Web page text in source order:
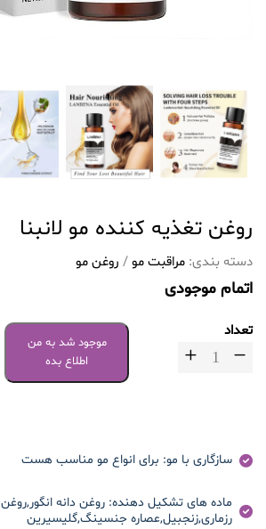
روغن تغذیه کننده مو لانبنا
دسته بندی: مراقبت مو/ روغن مو
اتمام موجودی
تعداد
موجود شد به من
اطلاع بده
سازگاری با مو: برای انواع مو مناسب هست
ماده های تشکیل دهنده: روغن دانه انگور,روغن
رزماری,زنجبیل,عصاره جنسینگ,گلیسیرین